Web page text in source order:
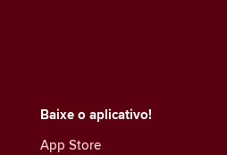
Baixe o aplicativo!
App Store